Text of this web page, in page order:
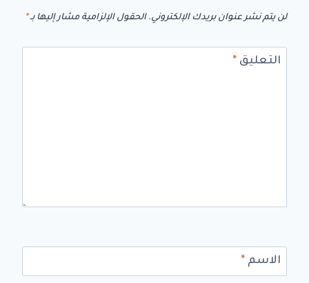
لن يتم نشر عنوان بريدك الإلكتروني. الحقول الإلزامية مشار إليها بـ*
التعليق *
الاسم *